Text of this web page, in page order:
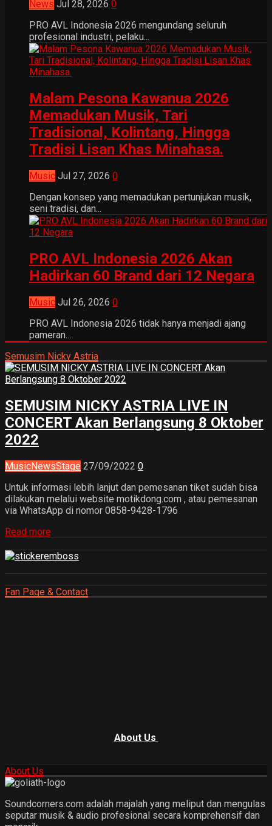
News Jul 28, 2026 0
PRO AVL Indonesia 2026 mengundang seluruh
profesional industri, pelaku...
Malam Pesona Kawanua 2026
Memadukan Musik, Tari
Tradisional, Kolintang, Hingga
Tradisi Lisan Khas Minahasa.
Music Jul 27, 2026 0
Dengan konsep yang memadukan pertunjukan musik,
seni tradisi, dan...
PRO AVL Indonesia 2026 Akan
Hadirkan 60 Brand dari 12 Negara
Music Jul 26, 2026 0
PRO AVL Indonesia 2026 tidak hanya menjadi ajang
pameran...
Semusim Nicky Astria
SEMUSIM NICKY ASTRIA LIVE IN
CONCERT Akan Berlangsung 8 Oktober
2022
MusicNewsStage 27/09/2022 0
Untuk informasi lebih lanjut dan pemesanan tiket sudah bisa
dilakukan melalui website motikdong.com , atau pemesanan
via WhatsApp di nomor 0858-9428-1796
Read more
Fan Page & Contact
About Us
About Us
Soundcorners.com adalah majalah yang meliput dan mengulas
seputar musik & audio profesional secara komprehensif dan